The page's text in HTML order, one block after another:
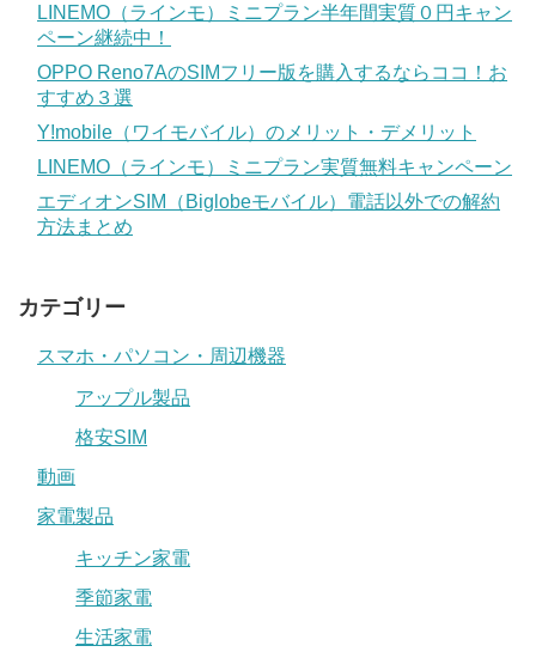
LINEMO（ラインモ）ミニプラン半年間実質０円キャン
ペーン継続中！
OPPO Reno7AのSIMフリー版を購入するならココ！お
すすめ３選
Y!mobile（ワイモバイル）のメリット・デメリット
LINEMO（ラインモ）ミニプラン実質無料キャンペーン
エディオンSIM（Biglobeモバイル）電話以外での解約
方法まとめ
カテゴリー
スマホ・パソコン・周辺機器
アップル製品
格安SIM
動画
家電製品
キッチン家電
季節家電
生活家電